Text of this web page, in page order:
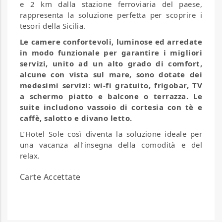
e 2 km dalla stazione ferroviaria del paese,
rappresenta la soluzione perfetta per scoprire i
tesori della Sicilia.
Le camere confortevoli, luminose ed arredate
in modo funzionale per garantire i migliori
servizi, unito ad un alto grado di comfort,
alcune con vista sul mare, sono dotate dei
medesimi servizi: wi-fi gratuito, frigobar, TV
a schermo piatto e balcone o terrazza. Le
suite includono vassoio di cortesia con tè e
caffè, salotto e divano letto.
L’Hotel Sole così diventa la soluzione ideale per
una vacanza all’insegna della comodità e del
relax.
Carte Accettate